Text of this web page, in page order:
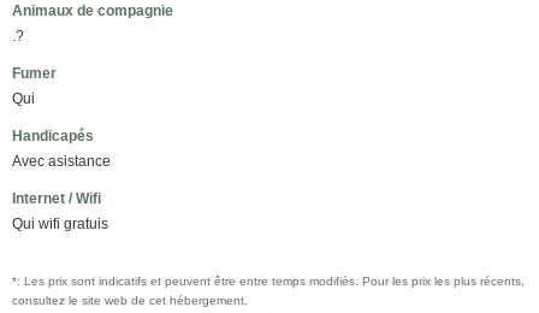
Animaux de compagnie
.?
Fumer
Qui
Handicapés
Avec asistance
Internet / Wifi
Qui wifi gratuis
*: Les prix sont indicatifs et peuvent être entre temps modifiés. Pour les prix les plus récents,
consultez le site web de cet hébergement.